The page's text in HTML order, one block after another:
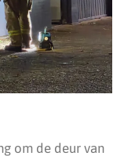
om de deur van